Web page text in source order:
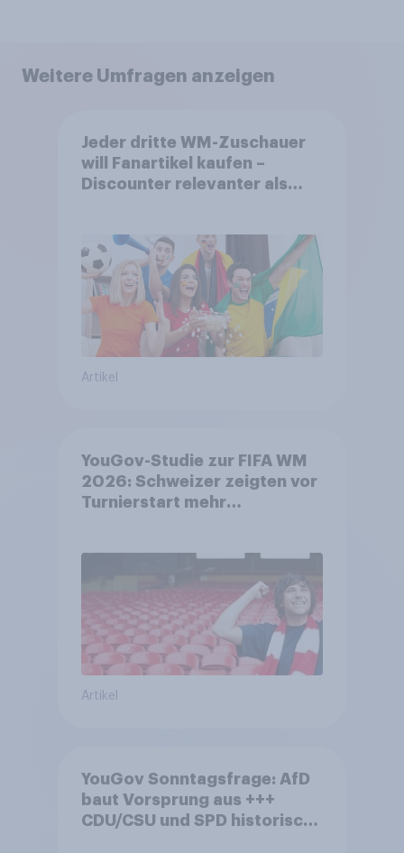
Weitere Umfragen anzeigen
Jeder dritte WM-Zuschauer
will Fanartikel kaufen –
Discounter relevanter als
Artikel
YouGov-Studie zur FIFA WM
2026: Schweizer zeigten vor
Turnierstart mehr
Artikel
YouGov Sonntagsfrage: AfD
baut Vorsprung aus +++
CDU/CSU und SPD historisch